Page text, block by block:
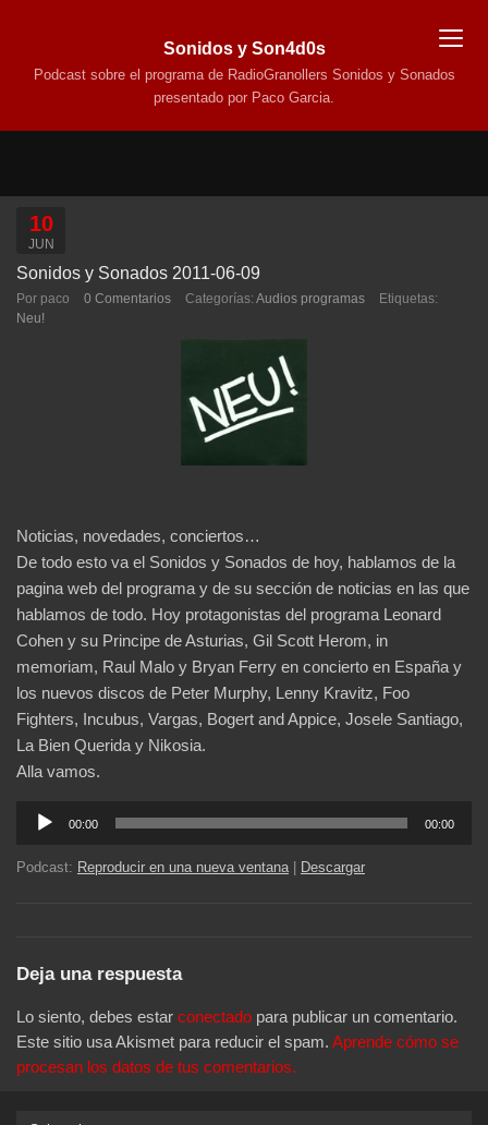
Sonidos y Son4d0s
Podcast sobre el programa de RadioGranollers Sonidos y Sonados
presentado por Paco Garcia.
10
JUN
Sonidos y Sonados 2011-06-09
Por paco 0 Comentarios Categorías: Audios programas
Etiquetas:
Neu!
Noticias, novedades, conciertos…
De todo esto va el Sonidos y Sonados de hoy, hablamos de la
pagina web del programa y de su sección de noticias en las que
hablamos de todo. Hoy protagonistas del programa Leonard
Cohen y su Principe de Asturias, Gil Scott Herom, in
memoriam, Raul Malo y Bryan Ferry en concierto en España y
los nuevos discos de Peter Murphy, Lenny Kravitz, Foo
Fighters, Incubus, Vargas, Bogert and Appice, Josele Santiago,
La Bien Querida y Nikosia.
Alla vamos.
Reproductor
audio
00:00 00:00
Podcast: Reproducir en una nueva ventana | Descargar
Deja una respuesta
Lo siento, debes estar conectado para publicar un comentario.
Este sitio usa Akismet para reducir el spam. Aprende cómo se
procesan los datos de tus comentarios.